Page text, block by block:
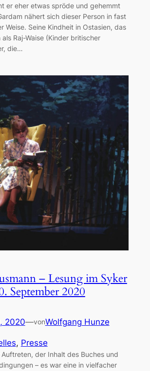
er eher etwas spröde und gehemmt
nähert sich dieser Person in fast
Weise. Seine Kindheit in Ostasien, das
Raj-Waise (Kinder britischer
die…
– Lesung im Syker
September 2020
2020—vonWolfgang Hunze
, Presse
Auftreten, der Inhalt des Buches und
– es war eine in vielfacher